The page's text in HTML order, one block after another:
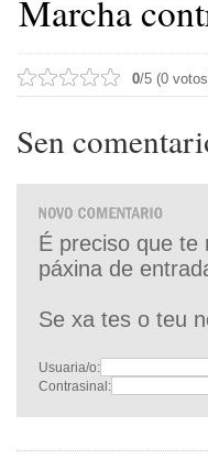
Marcha
0/5 (0
Sen
É preciso que te
páxina de
Se xa tes o teu
Usuaria/o:
Contrasinal: